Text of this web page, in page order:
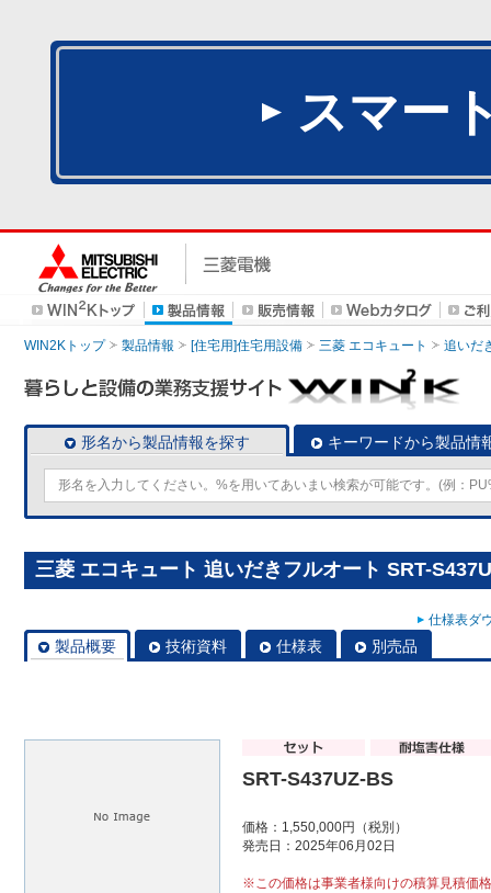
スマー
WIN2Kトップ 製品情報 [住宅用]住宅用設備 三菱 エコキュート 追いだ
形名から製品情報を探す キーワードから製品情
三菱 エコキュート 追いだきフルオート SRT-
仕様表ダ
製品概要 技術資料 仕様表 別売品
SRT-S437UZ-BS
価格：1,550,000円（税別）
発売日：2025年06月02日
※この価格は事業者様向けの積算見積価